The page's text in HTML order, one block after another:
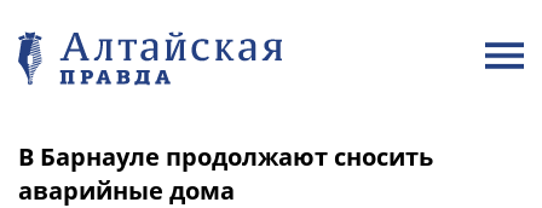
В Барнауле продолжают сносить
аварийные дома